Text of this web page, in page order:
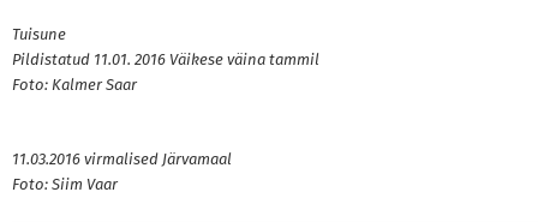
Tuisune
Pildistatud 11.01. 2016 Väikese väina tammil
Foto: Kalmer Saar
11.03.2016 virmalised Järvamaal
Foto: Siim Vaar